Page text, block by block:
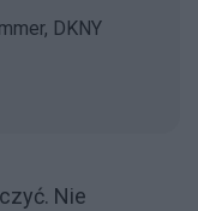
DKNY
Nie